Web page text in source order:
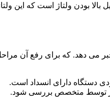
می دهد. که برای رفع آن مراحل
دستگاه دارای انسداد است.
توسط متخصص بررسی شود.